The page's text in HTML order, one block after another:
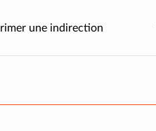
une indirection